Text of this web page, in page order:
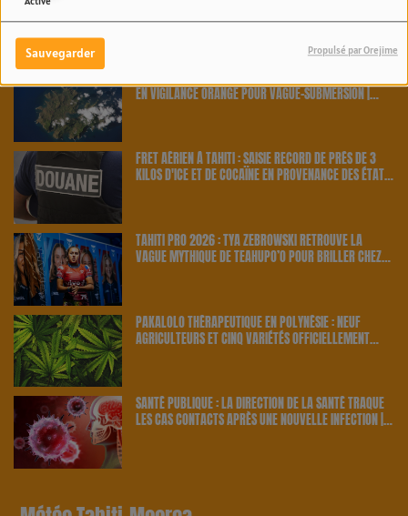
Sauvegarder Propulsé par Orejime
News Fenua
EN VIGILANCE ORANGE POUR VAGUE-SUBMERSION |
FRET AÉRIEN À TAHITI : SAISIE RECORD DE PRÈS DE 3
KILOS D'ICE ET DE COCAÏNE EN PROVENANCE DES ÉTATS-
TAHITI PRO 2026 : TYA ZEBROWSKI RETROUVE LA
VAGUE MYTHIQUE DE TEAHUPO’O POUR BRILLER CHEZ
PAKALOLO THÉRAPEUTIQUE EN POLYNÉSIE : NEUF
AGRICULTEURS ET CINQ VARIÉTÉS OFFICIELLEMENT
SANTÉ PUBLIQUE : LA DIRECTION DE LA SANTÉ TRAQUE
LES CAS CONTACTS APRÈS UNE NOUVELLE INFECTION |